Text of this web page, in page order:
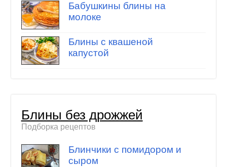
Бабушкины блины на
молоке
Блины с квашеной
капустой
Блины без дрожжей
Подборка рецептов
Блинчики с помидором и
сыром